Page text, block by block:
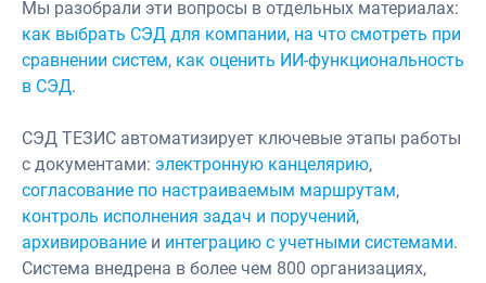
Мы разобрали эти вопросы в отдельных материалах:
как выбрать СЭД для компании, на что смотреть при
сравнении систем, как оценить ИИ-функциональность
в СЭД.
СЭД ТЕЗИС автоматизирует ключевые этапы работы
с документами: электронную канцелярию,
согласование по настраиваемым маршрутам,
контроль исполнения задач и поручений,
архивирование и интеграцию с учетными системами.
Система внедрена в более чем 800 организациях,